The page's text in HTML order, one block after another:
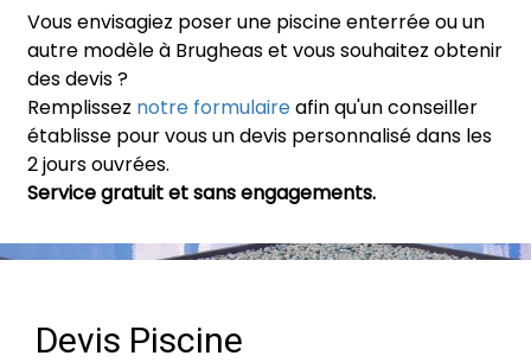
Vous envisagiez poser une piscine enterrée ou un
autre modèle à Brugheas et vous souhaitez obtenir
des devis ?
Remplissez notre formulaireafin qu'un conseiller
établisse pour vous un devis personnalisé dans les
2 jours ouvrées.
Service gratuit et sans engagements.
Devis Piscine